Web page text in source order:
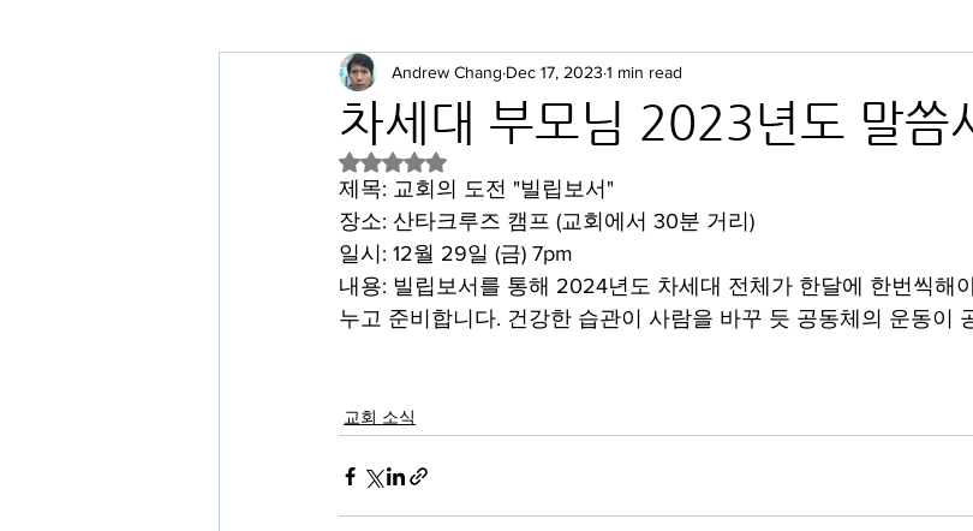
차세대 부모님 2023년도 말씀
Andrew Chang Dec 17, 2023 1 min read
Rated NaN out of 5 stars.
제목: 교회의 도전 "빌립보서"
장소: 산타크루즈 캠프 (교회에서 30분 거리)
일시: 12월 29일 (금) 7pm
내용: 빌립보서를 통해 2024년도 차세대 전체가 한달에 한번씩해
누고 준비합니다. 건강한 습관이 사람을 바꾸 듯 공동체의 운동이
교회 소식